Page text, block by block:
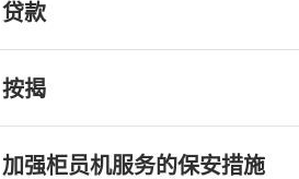
贷款
按揭
加强柜员机服务的保安措施